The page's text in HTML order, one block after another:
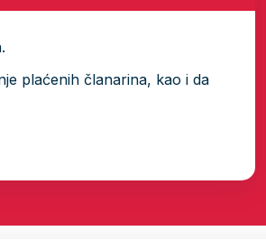
plaćenih članarina, kao i da